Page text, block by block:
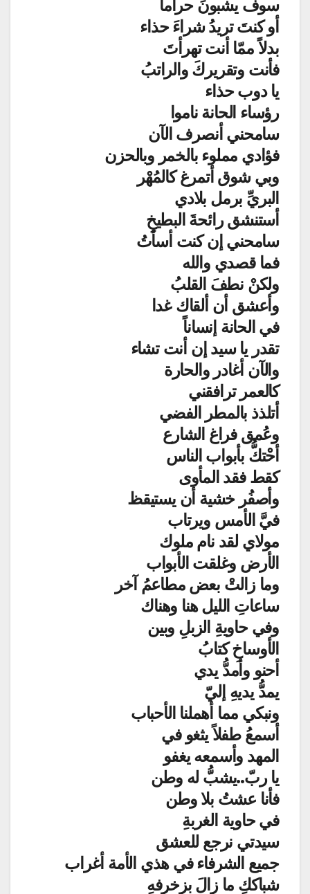
سوف يشبونَ حراماً
أو كنتَ تريدُ شراءَ حذاء
بدلاً ممّا أنت تهرأتَ
فأنت وتقريركَ والراتبُ
يا دوب حذاء
رؤساء الحانة ناموا
سامحني أنصرف الآن
فؤادي مملوء بالخمر وبالحزن
وبي شوق أتمرغ كالمُهْر
البريِّ برمل بلادي
أستنشق رائحةَ البطيخِ
سامحني إن كنت أسأتُ
فما قصدي والله
ولكنْ نطفَ القلبُ
وأعشق أن ألقاك غدا
في الحانة إنساناً
تقدر يا سيد إن أنت تشاء
والآن أغادر والحارة
كالعمر ترافقني
أتلذذ بالمطر الفضي
وعُمق فراغ الشارع
أحْتكُّ بأبواب الناس
كقط فقد المأوى
وأصفُر خشية أن يستيقظ
فيَّ الأمس ويرتاب
مولاي لقد نام ملوك
الأرض وغلقت الأبواب
وما زالتْ بعض مطاعمُ آخر
ساعاتِ الليل هنا وهناك
وفي حاويةِ الزبلِ وبين
الأوساخِ كتابُ
أحنو وأمدُّ يدي
يمدُّ يديهِ إليّ
ونبكي مما أهملنا الأحباب
أسمعُ طفلاً يثغو في
المهد وأسمعه يغفو
يا ربّ..يشبُّ له وطن
فأنا عشتُ بلا وطن
في حاوية الغربةِ
سيدتي نرجع للعشق
جميع الشرفاء في هذي الأمة أغراب
شباككِ ما زالَ بزخرفهِ